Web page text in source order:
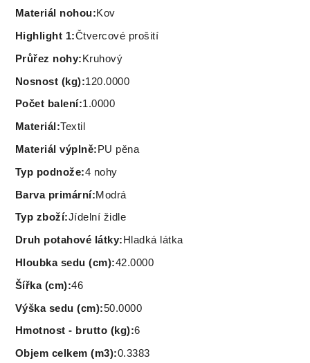
Materiál nohou:Kov
Highlight 1:Čtvercové prošití
Průřez nohy: Kruhový
Nosnost (kg):120.0000
Počet balení:1.0000
Materiál :Textil
Materiál výplně: PU pěna
Typ podnože:4 nohy
Barva primární:Modrá
Typ zboží:Jídelní židle
Druh potahové látky: Hladká látka
Hloubka sedu (cm):42.0000
Šířka (cm):46
Výška sedu (cm):50.0000
Hmotnost - brutto (kg):6
Objem celkem (m3):0.3383